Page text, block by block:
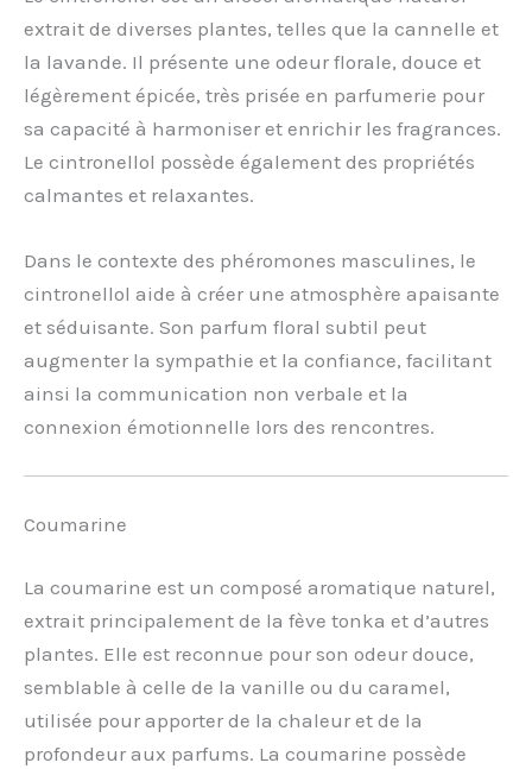
extrait de diverses plantes, telles que la cannelle et
la lavande. Il présente une odeur florale, douce et
légèrement épicée, très prisée en parfumerie pour
sa capacité à harmoniser et enrichir les fragrances.
Le cintronellol possède également des propriétés
calmantes et relaxantes.
Dans le contexte des phéromones masculines, le
cintronellol aide à créer une atmosphère apaisante
et séduisante. Son parfum floral subtil peut
augmenter la sympathie et la confiance, facilitant
ainsi la communication non verbale et la
connexion émotionnelle lors des rencontres.
Coumarine
La coumarine est un composé aromatique naturel,
extrait principalement de la fève tonka et d’autres
plantes. Elle est reconnue pour son odeur douce,
semblable à celle de la vanille ou du caramel,
utilisée pour apporter de la chaleur et de la
profondeur aux parfums. La coumarine possède